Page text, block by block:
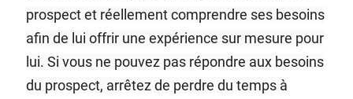
prospect et réellement comprendre ses besoins
afin de lui offrir une expérience sur mesure pour
lui. Si vous ne pouvez pas répondre aux besoins
du prospect, arrêtez de perdre du temps à